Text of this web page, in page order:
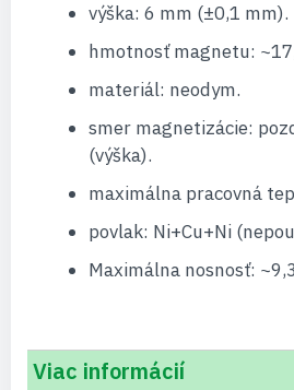
výška: 6 mm (±0,1 mm).
hmotnosť magnetu:
materiál: neodym.
smer magnetizácie:
(výška).
maximálna pracovná
povlak: Ni+Cu+Ni
Maximálna nosnosť:
Viac informácií